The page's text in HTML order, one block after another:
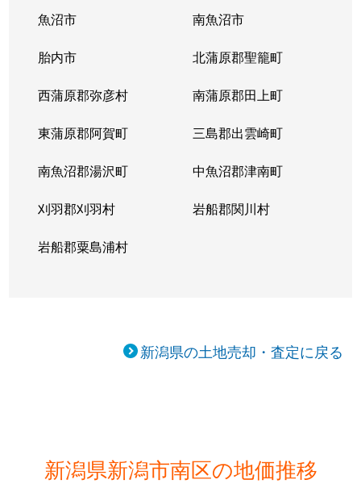
魚沼市 南魚沼市
胎内市 北蒲原郡聖籠町
西蒲原郡弥彦村 南蒲原郡田上町
東蒲原郡阿賀町 三島郡出雲崎町
南魚沼郡湯沢町 中魚沼郡津南町
刈羽郡刈羽村 岩船郡関川村
岩船郡粟島浦村
新潟県の土地売却・査定に戻る
新潟県新潟市南区の地価推移